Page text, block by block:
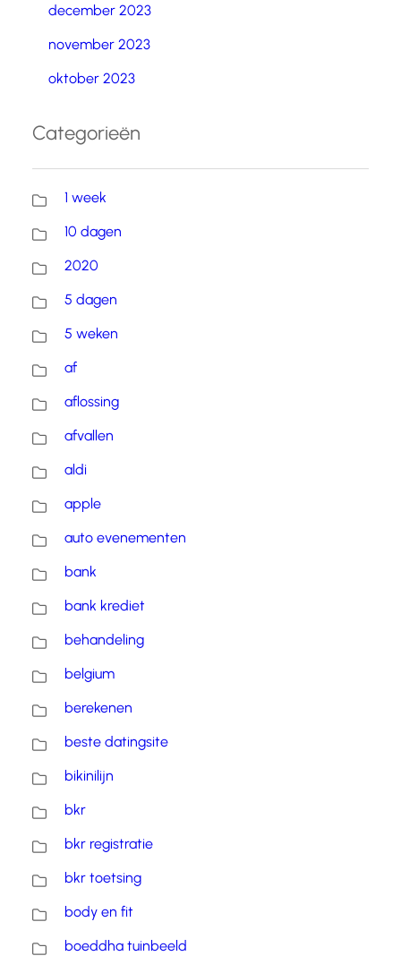
december 2023
november 2023
oktober 2023
Categorieën
1 week
10 dagen
2020
5 dagen
5 weken
af
aflossing
afvallen
aldi
apple
auto evenementen
bank
bank krediet
behandeling
belgium
berekenen
beste datingsite
bikinilijn
bkr
bkr registratie
bkr toetsing
body en fit
boeddha tuinbeeld